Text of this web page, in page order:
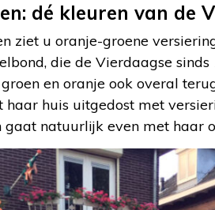
dé kleuren van de
ziet u oranje-groene
die de Vierdaagse
en oranje ook overal
haar huis uitgedost met
gaat natuurlijk even met haar